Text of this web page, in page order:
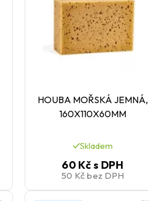
HOUBA MOŘSKÁ JEMNÁ,
160X110X60MM
Skladem
60 Kčs DPH
50 Kčbez DPH